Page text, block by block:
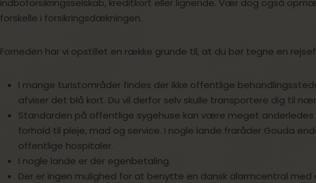
indboforsikringsselskab, kreditkort eller lignende. Vær dog også
forskelle i forsikringsdækningen.
Forneden har vi opstillet en række grunde til, at du bør tegne en
I mange turistområder findes der ikke offentlige
afviser det blå kort. Du vil derfor selv skulle transportere dig til
Standarden på offentlige sygehuse kan være meget anderledes
forhold til pleje, mad og service. I nogle lande fraråder Gouda
offentlige hospitaler.
I nogle lande er der egenbetaling.
Der er ingen mulighed for at benytte en dansk alarmcentral